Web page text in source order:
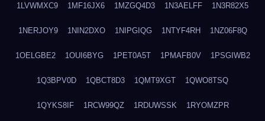
1LVWMXC9 1MF16JX6 1MZGQ4D3 1N3AELFF 1N3R82X5
1NERJOY9 1NIN2DXO 1NIPGIQG 1NTYF4RH 1NZ06F8Q
1OELGBE2 1OUI6BYG 1PET0A5T 1PMAFB0V 1PSGIWB2
1Q3BPV0D 1QBCT8D3 1QMT9XGT 1QWO8TSQ
1QYKS8IF 1RCW99QZ 1RDUWSSK 1RYOMZPR